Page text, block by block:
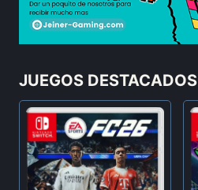
JUEGOS DESTACADOS